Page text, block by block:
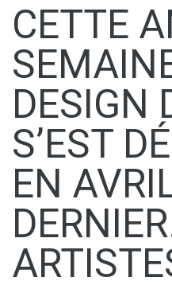
CETTE
DESIGN
S’EST
EN